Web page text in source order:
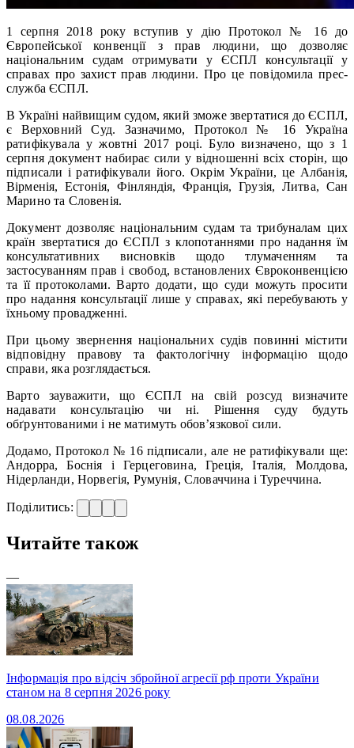
1 серпня 2018 року вступив у дію Протокол № 16 до
Європейської конвенції з прав людини, що дозволяє
національним судам отримувати у ЄСПЛ консультації у
справах про захист прав людини. Про це повідомила прес-
служба ЄСПЛ.
В Україні найвищим судом, який зможе звертатися до ЄСПЛ,
є Верховний Суд. Зазначимо, Протокол № 16 Україна
ратифікувала у жовтні 2017 році. Було визначено, що з 1
серпня документ набирає сили у відношенні всіх сторін, що
підписали і ратифікували його. Окрім України, це Албанія,
Вірменія, Естонія, Фінляндія, Франція, Грузія, Литва, Сан
Марино та Словенія.
Документ дозволяє національним судам та трибуналам цих
країн звертатися до ЄСПЛ з клопотаннями про надання їм
консультативних висновків щодо тлумаченням та
застосуванням прав і свобод, встановлених Євроконвенцією
та її протоколами. Варто додати, що суди можуть просити
про надання консультації лише у справах, які перебувають у
їхньому провадженні.
При цьому звернення національних судів повинні містити
відповідну правову та фактологічну інформацію щодо
справи, яка розглядається.
Варто зауважити, що ЄСПЛ на свій розсуд визначите
надавати консультацію чи ні. Рішення суду будуть
обґрунтованими і не матимуть обов’язкової сили.
Додамо, Протокол № 16 підписали, але не ратифікували ще:
Андорра, Боснія і Герцеговина, Греція, Італія, Молдова,
Нідерланди, Норвегія, Румунія, Словаччина і Туреччина.
Поділитись:
Читайте також
—
Інформація про відсіч збройної агресії рф проти України
станом на 8 серпня 2026 року
08.08.2026